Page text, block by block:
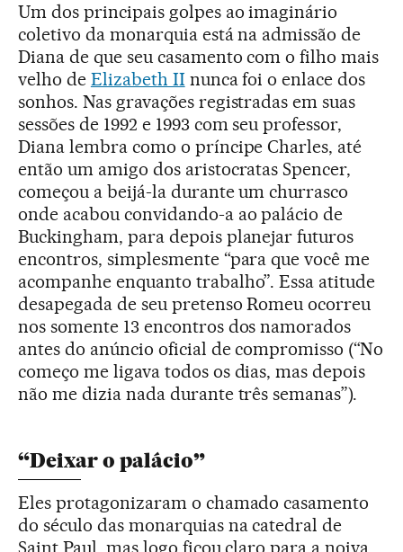
Um dos principais golpes ao imaginário
coletivo da monarquia está na admissão de
Diana de que seu casamento com o filho mais
velho de Elizabeth II nunca foi o enlace dos
sonhos. Nas gravações registradas em suas
sessões de 1992 e 1993 com seu professor,
Diana lembra como o príncipe Charles, até
então um amigo dos aristocratas Spencer,
começou a beijá-la durante um churrasco
onde acabou convidando-a ao palácio de
Buckingham, para depois planejar futuros
encontros, simplesmente “para que você me
acompanhe enquanto trabalho”. Essa atitude
desapegada de seu pretenso Romeu ocorreu
nos somente 13 encontros dos namorados
antes do anúncio oficial de compromisso (“No
começo me ligava todos os dias, mas depois
não me dizia nada durante três semanas”).
“Deixar o palácio”
Eles protagonizaram o chamado casamento
do século das monarquias na catedral de
Saint Paul, mas logo ficou claro para a noiva